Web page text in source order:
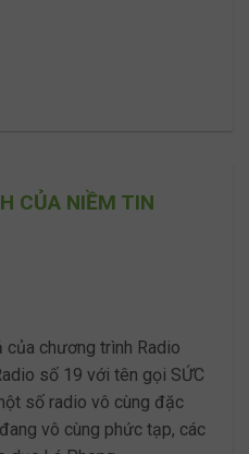
CỦA NIỀM TIN
của chương trình Radio
số 19 với tên gọi SỨC
số radio vô cùng đặc
vô cùng phức tạp, các